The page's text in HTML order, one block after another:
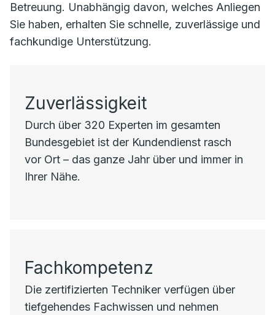
Betreuung. Unabhängig davon, welches Anliegen
Sie haben, erhalten Sie schnelle, zuverlässige und
fachkundige Unterstützung.
Zuverlässigkeit
Durch über 320 Experten im gesamten
Bundesgebiet ist der Kundendienst rasch
vor Ort – das ganze Jahr über und immer in
Ihrer Nähe.
Fachkompetenz
Die zertifizierten Techniker verfügen über
tiefgehendes Fachwissen und nehmen